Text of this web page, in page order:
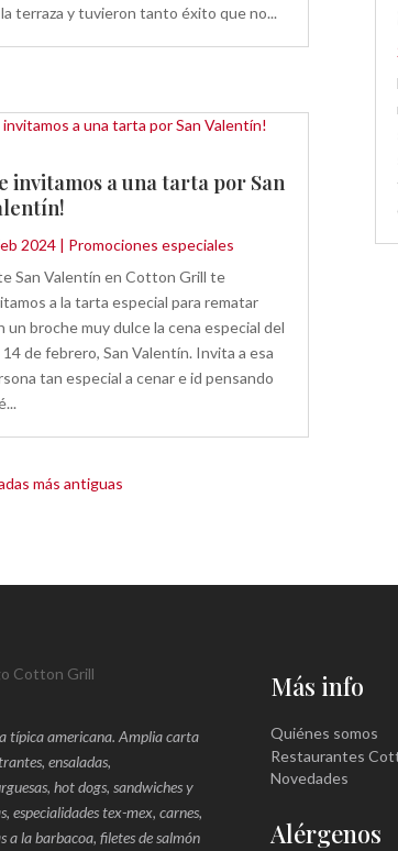
terraza y tuvieron tanto éxito que no...
invitamos a una tarta por San
2024 | Promociones especiales
San Valentín en Cotton Grill te
a la tarta especial para rematar
un broche muy dulce la cena especial del
14 de febrero, San Valentín. Invita a esa
tan especial a cenar e id pensando
más antiguas
típica americana. Amplia carta
ensaladas,
hot dogs, sandwiches y
especialidades tex-mex, carnes,
a la barbacoa, filetes de salmón
Más info
Quiénes somos
Restaurantes
Novedades
Alérgenos